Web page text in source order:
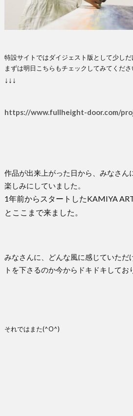
特設サイトではダイジェスト版として少しだ
まずは明日こちらもチェックしてみてくだ
↓↓↓
https://www.fullheight-door.com/
作品が出来上がった日から、みなさん
楽しみにしていました。
1年前からスタートしたKAMIYA
とここまで来ました。
みなさんに、どんな風に感じていただ
トを下さるのか今からドキドキしてお
それではまた(^O^)